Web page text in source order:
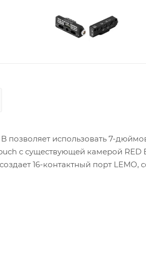
позволяет использовать 7-
с существующей камерой RED
16-контактный порт LEMO,